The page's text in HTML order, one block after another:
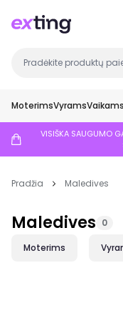
MoterimsVyrams
VISIŠKA SAUGUMO
Pradžia Maledives
Maledives 0
Moterims